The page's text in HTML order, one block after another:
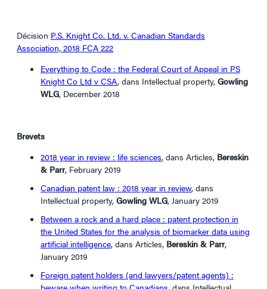
Décision P.S. Knight Co. Ltd. v. Canadian Standards
Association, 2018 FCA 222
Everything to Code : the Federal Court of Appeal in PS
Knight Co Ltd v CSA, dans Intellectual property, Gowling
WLG, December 2018
Brevets
2018 year in review : life sciences, dans Articles, Bereskin
& Parr, February 2019
Canadian patent law : 2018 year in review, dans
Intellectual property, Gowling WLG, January 2019
Between a rock and a hard place : patent protection in
the United States for the analysis of biomarker data using
artificial intelligence, dans Articles, Bereskin & Parr,
January 2019
Foreign patent holders (and lawyers/patent agents) :